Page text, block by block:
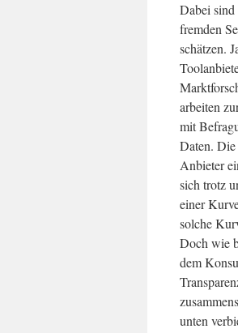
Dabei
fremden
schätzen.
arbeiten
mit
Daten. Die
Anbieter
sich trotz
einer
solche
Doch wie
dem
unten